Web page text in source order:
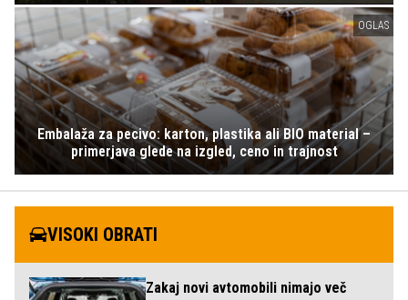
OGLAS
Embalaža za pecivo: karton, plastika ali BIO material –
primerjava glede na izgled, ceno in trajnost
VISOKI OBRATI
Zakaj novi avtomobili nimajo več